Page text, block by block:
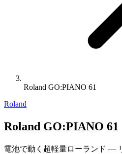
Roland GO:PIANO 61
Roland
Roland GO:PIANO
電池で動く超軽量ローランド —